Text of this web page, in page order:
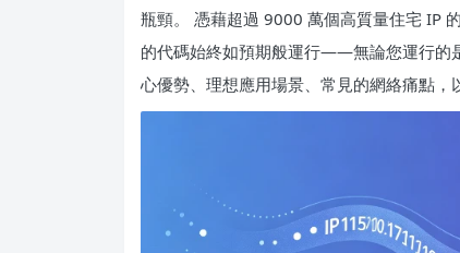
瓶頸。 憑藉超過 9000 萬個高質量住宅 IP
的代碼始終如預期般運行——無論您運行的
心優勢、理想應用場景、常見的網絡痛點，